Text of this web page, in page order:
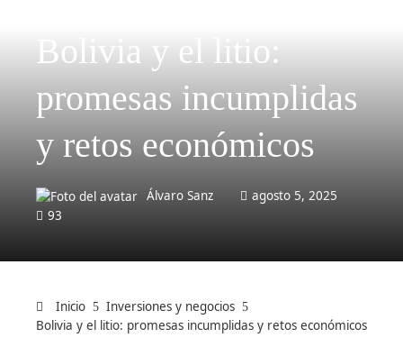
Bolivia y el litio:
promesas incumplidas
y retos económicos
Álvaro Sanz
agosto 5, 2025
93
Inicio
Inversiones y negocios
Bolivia y el litio: promesas incumplidas y retos económicos